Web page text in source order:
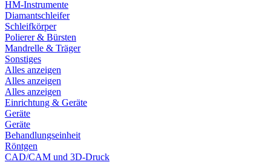
HM-Instrumente
Diamantschleifer
Schleifkörper
Polierer & Bürsten
Mandrelle & Träger
Sonstiges
Alles anzeigen
Alles anzeigen
Alles anzeigen
Einrichtung & Geräte
Geräte
Geräte
Behandlungseinheit
Röntgen
CAD/CAM und 3D-Druck